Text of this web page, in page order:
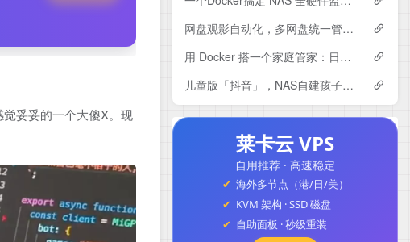
妥妥的一个大傻X。现
网盘观影自动化，多网盘统一管理！NAS部署LitePan，联动Emby打造私人影音库
用 Docker 搭一个家庭管家：日程、账单、任务全都能管，Yuvomi使用与搭建
儿童版「抖音」，NAS自建孩子专属的短视频平台，保驾护航。
莱卡云 VPS
自用推荐 · 高速稳定
海外多节点（港/日/美）
KVM 架构 · SSD 磁盘
自助面板 · 秒级重装